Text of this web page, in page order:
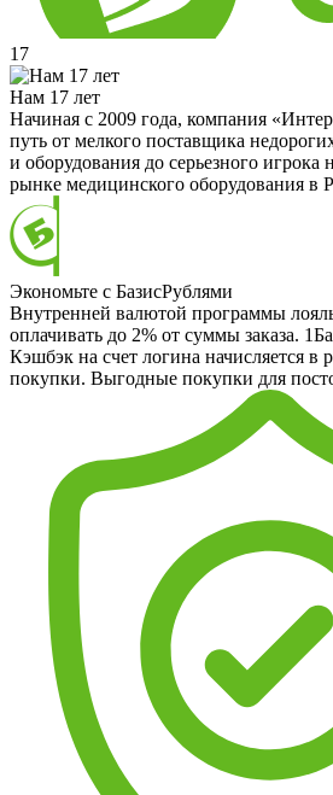
17
Нам 17 лет
Начиная с 2009 года, компания
путь от мелкого поставщика
и оборудования до серьезного игрока
рынке медицинского оборудования в
Экономьте с БазисРублями
Внутренней валютой программы
оплачивать до 2% от суммы заказа.
Кэшбэк на счет логина начисляется в
покупки. Выгодные покупки для